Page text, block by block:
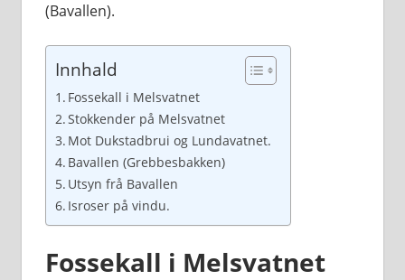
(Bavallen).
Innhald
Fossekall i Melsvatnet
Stokkender på Melsvatnet
Mot Dukstadbrui og Lundavatnet.
Bavallen (Grebbesbakken)
Utsyn frå Bavallen
Isroser på vindu.
Fossekall i Melsvatnet